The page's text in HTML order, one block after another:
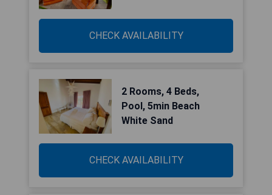
CHECK AVAILABILITY
2 Rooms, 4 Beds,
Pool, 5min Beach
White Sand
CHECK AVAILABILITY